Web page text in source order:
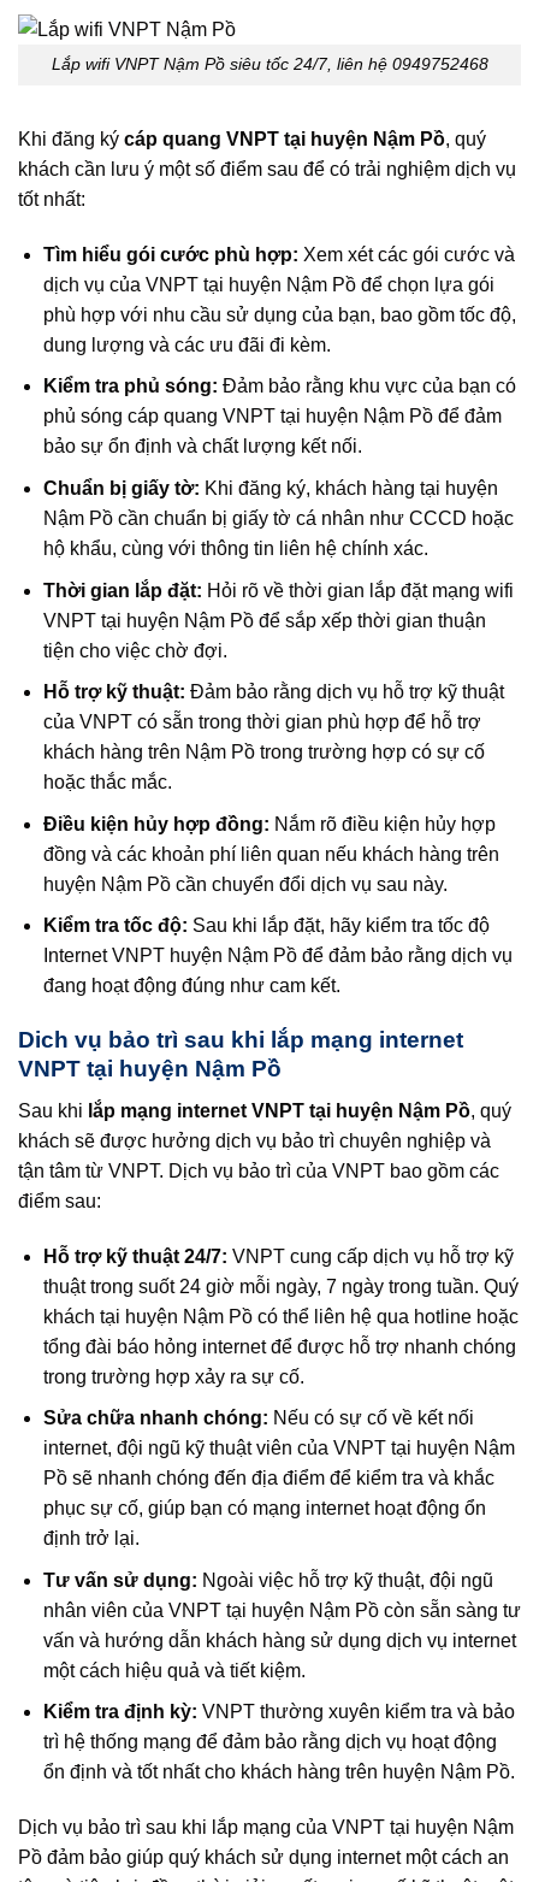
Lắp wifi VNPT Nậm Pồ siêu tốc 24/7, liên hệ 0949752468
Khi đăng ký cáp quang VNPT tại huyện Nậm Pồ, quý
khách cần lưu ý một số điểm sau để có trải nghiệm dịch vụ
tốt nhất:
Tìm hiểu gói cước phù hợp: Xem xét các gói cước và
dịch vụ của VNPT tại huyện Nậm Pồ để chọn lựa gói
phù hợp với nhu cầu sử dụng của bạn, bao gồm tốc độ,
dung lượng và các ưu đãi đi kèm.
Kiểm tra phủ sóng: Đảm bảo rằng khu vực của bạn có
phủ sóng cáp quang VNPT tại huyện Nậm Pồ để đảm
bảo sự ổn định và chất lượng kết nối.
Chuẩn bị giấy tờ: Khi đăng ký, khách hàng tại huyện
Nậm Pồ cần chuẩn bị giấy tờ cá nhân như CCCD hoặc
hộ khẩu, cùng với thông tin liên hệ chính xác.
Thời gian lắp đặt: Hỏi rõ về thời gian lắp đặt mạng wifi
VNPT tại huyện Nậm Pồ để sắp xếp thời gian thuận
tiện cho việc chờ đợi.
Hỗ trợ kỹ thuật: Đảm bảo rằng dịch vụ hỗ trợ kỹ thuật
của VNPT có sẵn trong thời gian phù hợp để hỗ trợ
khách hàng trên Nậm Pồ trong trường hợp có sự cố
hoặc thắc mắc.
Điều kiện hủy hợp đồng: Nắm rõ điều kiện hủy hợp
đồng và các khoản phí liên quan nếu khách hàng trên
huyện Nậm Pồ cần chuyển đổi dịch vụ sau này.
Kiểm tra tốc độ: Sau khi lắp đặt, hãy kiểm tra tốc độ
Internet VNPT huyện Nậm Pồ để đảm bảo rằng dịch vụ
đang hoạt động đúng như cam kết.
Dich vụ bảo trì sau khi lắp mạng internet
VNPT tại huyện Nậm Pồ
Sau khi lắp mạng internet VNPT tại huyện Nậm Pồ, quý
khách sẽ được hưởng dịch vụ bảo trì chuyên nghiệp và
tận tâm từ VNPT. Dịch vụ bảo trì của VNPT bao gồm các
điểm sau:
Hỗ trợ kỹ thuật 24/7: VNPT cung cấp dịch vụ hỗ trợ kỹ
thuật trong suốt 24 giờ mỗi ngày, 7 ngày trong tuần. Quý
khách tại huyện Nậm Pồ có thể liên hệ qua hotline hoặc
tổng đài báo hỏng internet để được hỗ trợ nhanh chóng
trong trường hợp xảy ra sự cố.
Sửa chữa nhanh chóng: Nếu có sự cố về kết nối
internet, đội ngũ kỹ thuật viên của VNPT tại huyện Nậm
Pồ sẽ nhanh chóng đến địa điểm để kiểm tra và khắc
phục sự cố, giúp bạn có mạng internet hoạt động ổn
định trở lại.
Tư vấn sử dụng: Ngoài việc hỗ trợ kỹ thuật, đội ngũ
nhân viên của VNPT tại huyện Nậm Pồ còn sẵn sàng tư
vấn và hướng dẫn khách hàng sử dụng dịch vụ internet
một cách hiệu quả và tiết kiệm.
Kiểm tra định kỳ: VNPT thường xuyên kiểm tra và bảo
trì hệ thống mạng để đảm bảo rằng dịch vụ hoạt động
ổn định và tốt nhất cho khách hàng trên huyện Nậm Pồ.
Dịch vụ bảo trì sau khi lắp mạng của VNPT tại huyện Nậm
Pồ đảm bảo giúp quý khách sử dụng internet một cách an